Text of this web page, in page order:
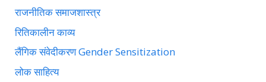
राजनीतिक समाजशास्त्र
रितिकालीन काव्य
लैंगिक संवेदीकरण Gender Sensitization
लोक साहित्य